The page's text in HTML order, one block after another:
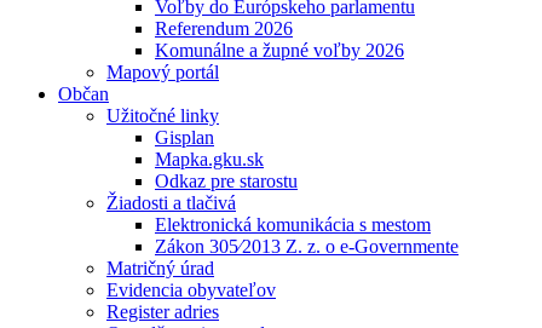
Voľby do Európskeho parlamentu
Referendum 2026
Komunálne a župné voľby 2026
Mapový portál
Občan
Užitočné linky
Gisplan
Mapka.gku.sk
Odkaz pre starostu
Žiadosti a tlačivá
Elektronická komunikácia s mestom
Zákon 305⁄2013 Z. z. o e-Governmente
Matričný úrad
Evidencia obyvateľov
Register adries